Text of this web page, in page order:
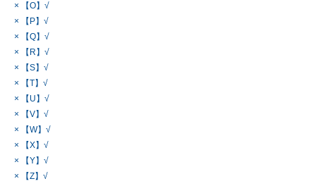
× 【O】√
× 【P】√
× 【Q】√
× 【R】√
× 【S】√
× 【T】√
× 【U】√
× 【V】√
× 【W】√
× 【X】√
× 【Y】√
× 【Z】√